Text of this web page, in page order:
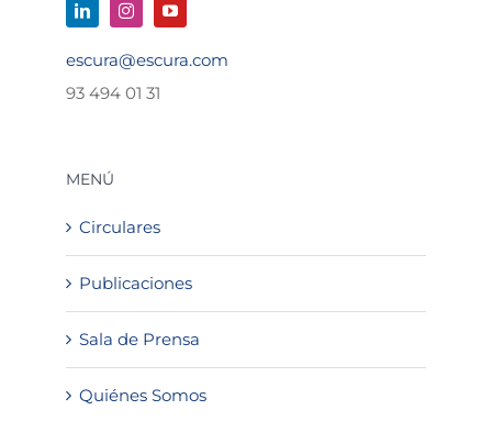
escura@escura.com
93 494 01 31
MENÚ
Circulares
Publicaciones
Sala de Prensa
Quiénes Somos